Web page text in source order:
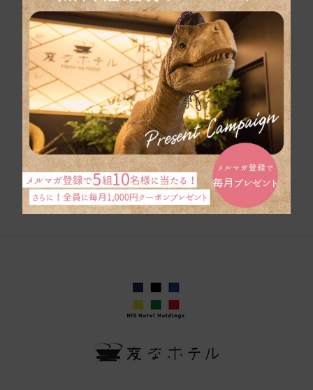
団体旅行のお問い合
わせ
パンフレットはこち
ら